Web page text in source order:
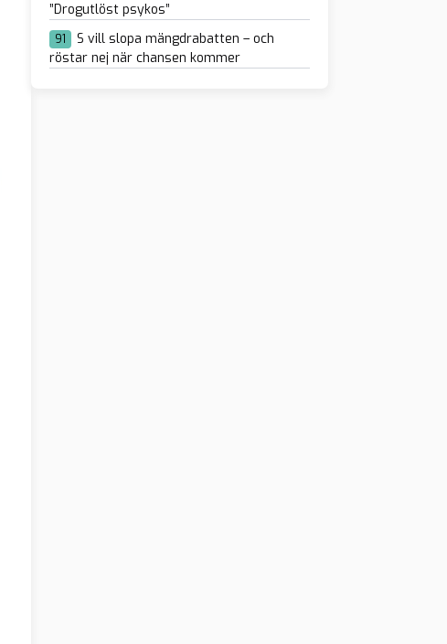
”Drogutlöst psykos”
91
S vill slopa mängdrabatten – och
röstar nej när chansen kommer